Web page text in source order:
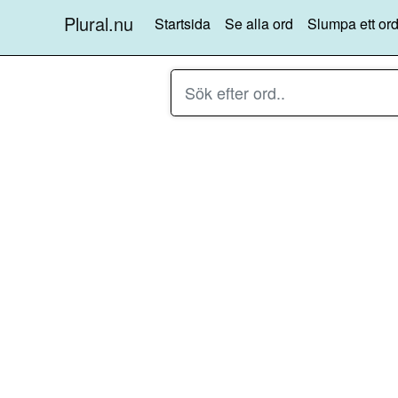
Plural.nu Startsida Se alla ord Slumpa ett